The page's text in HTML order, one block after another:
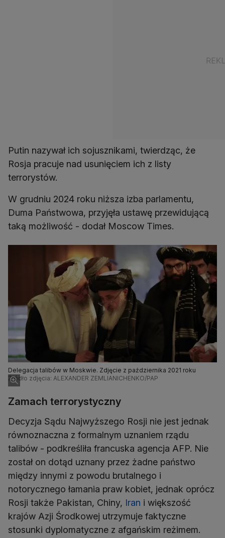
Putin nazywał ich sojusznikami, twierdząc, że
Rosja pracuje nad usunięciem ich z listy
terrorystów.
W grudniu 2024 roku niższa izba parlamentu,
Duma Państwowa, przyjęła ustawę przewidującą
taką możliwość - dodał Moscow Times.
Delegacja talibów w Moskwie. Zdjęcie z października 2021 roku
Źródło zdjęcia: ALEXANDER ZEMLIANICHENKO/PAP
Zamach terrorystyczny
Decyzja Sądu Najwyższego Rosji nie jest jednak
równoznaczna z formalnym uznaniem rządu
talibów - podkreśliła francuska agencja AFP. Nie
został on dotąd uznany przez żadne państwo
między innymi z powodu brutalnego i
notorycznego łamania praw kobiet, jednak oprócz
Rosji także Pakistan, Chiny, Iran i większość
krajów Azji Środkowej utrzymuje faktyczne
stosunki dyplomatyczne z afgańskim reżimem.